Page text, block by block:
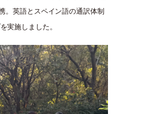
。英語とスペイン語の通訳体制
実施しました。